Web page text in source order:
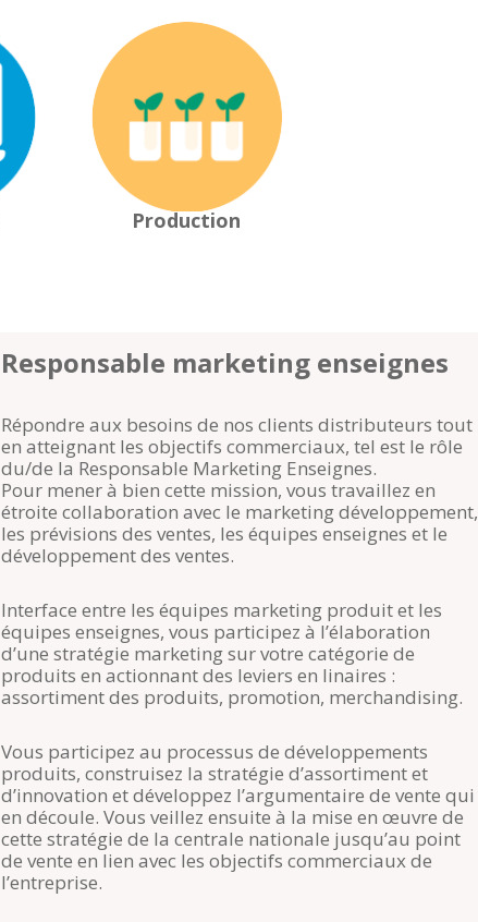
Production
Responsable marketing enseignes
Répondre aux besoins de nos clients distributeurs tout
en atteignant les objectifs commerciaux, tel est le rôle
du/de la Responsable Marketing Enseignes.
Pour mener à bien cette mission, vous travaillez en
étroite collaboration avec le marketing développement,
les prévisions des ventes, les équipes enseignes et le
développement des ventes.
Interface entre les équipes marketing produit et les
équipes enseignes, vous participez à l’élaboration
d’une stratégie marketing sur votre catégorie de
produits en actionnant des leviers en linaires :
assortiment des produits, promotion, merchandising.
Vous participez au processus de développements
produits, construisez la stratégie d’assortiment et
d’innovation et développez l’argumentaire de vente qui
en découle. Vous veillez ensuite à la mise en œuvre de
cette stratégie de la centrale nationale jusqu’au point
de vente en lien avec les objectifs commerciaux de
l’entreprise.